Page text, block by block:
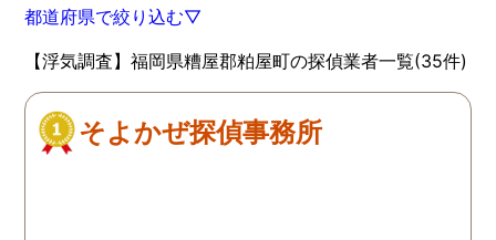
都道府県で絞り込む▽
【浮気調査】福岡県糟屋郡粕屋町の探偵業者一覧(35件)
そよかぜ探偵事務所